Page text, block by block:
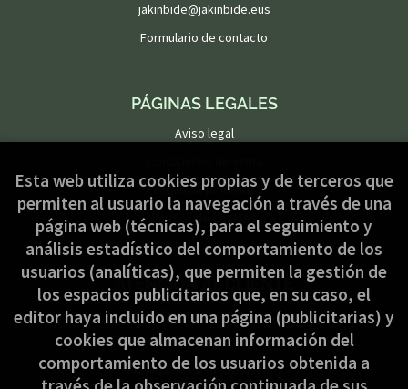
jakinbide@jakinbide.eus
Formulario de contacto
PÁGINAS LEGALES
Aviso legal
Política de privacidad
Política de Cookies
ATENCIÓN AL CLIENTE
Quiénes somos
Pedidos especiales
Formulario de desistimiento
Esta web utiliza cookies propias y de terceros que
permiten al usuario la navegación a través de una
página web (técnicas), para el seguimiento y
análisis estadístico del comportamiento de los
usuarios (analíticas), que permiten la gestión de
los espacios publicitarios que, en su caso, el
editor haya incluido en una página (publicitarias) y
cookies que almacenan información del
comportamiento de los usuarios obtenida a